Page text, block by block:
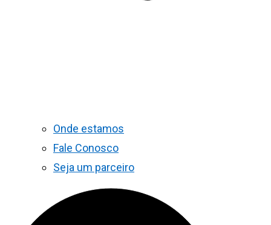
Onde estamos
Fale Conosco
Seja um parceiro